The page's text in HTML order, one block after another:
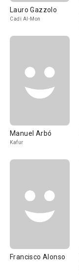
Lauro Gazzolo
Cadi Al-Mon
Manuel Arbó
Kafur
Francisco Alonso